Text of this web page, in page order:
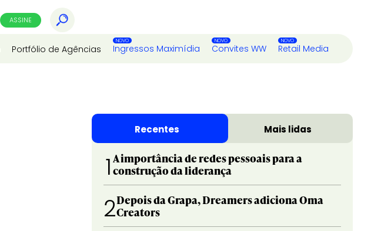
ASSINE
Portfólio de Agências Ingressos Maximídia Convites WW Retail Media
Recentes Mais lidas
1 A importância de redes pessoais para a
construção da liderança
2Depois da Grapa, Dreamers adiciona Oma
Creators